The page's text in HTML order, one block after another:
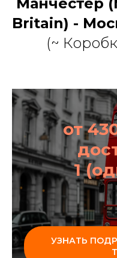
Britain) -
(~
от
1
УЗНАТЬ